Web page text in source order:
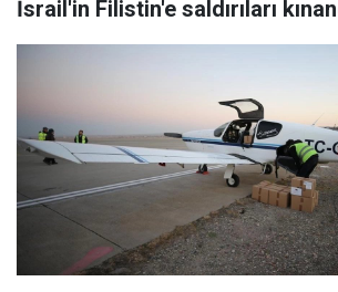
İsrail'in Filistin'e saldırıları